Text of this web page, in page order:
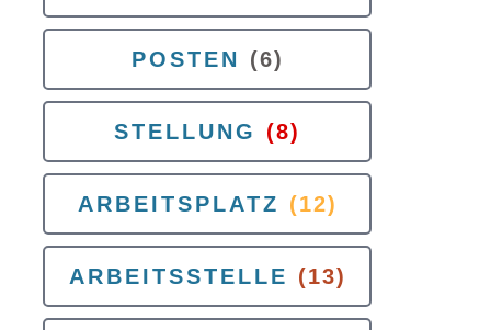
POSTEN (6)
STELLUNG (8)
ARBEITSPLATZ (12)
ARBEITSSTELLE (13)